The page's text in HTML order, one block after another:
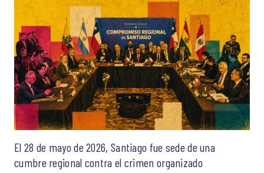
El 28 de mayo de 2026, Santiago fue sede de una
cumbre regional contra el crimen organizado